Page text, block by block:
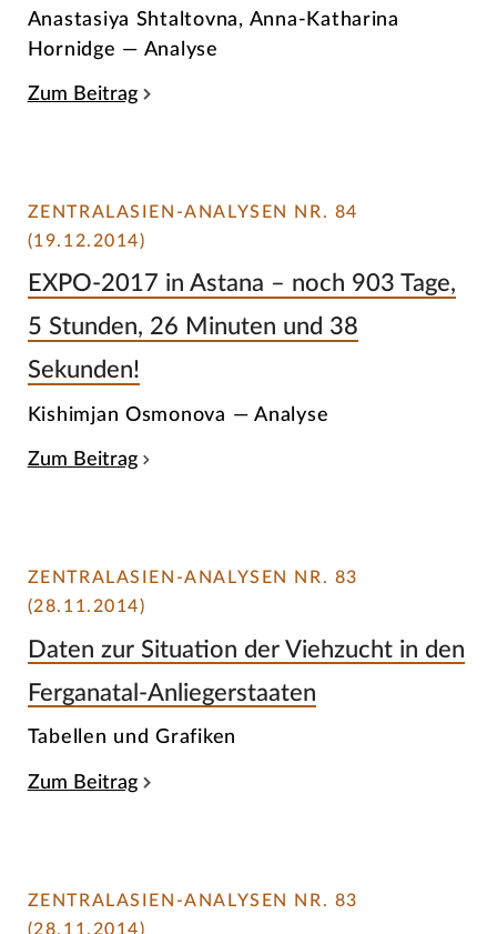
Anastasiya Shtaltovna, Anna-Katharina
Hornidge — Analyse
Zum Beitrag
ZENTRALASIEN-ANALYSEN NR. 84
(19.12.2014)
EXPO-2017 in Astana – noch 903 Tage,
5 Stunden, 26 Minuten und 38
Sekunden!
Kishimjan Osmonova — Analyse
Zum Beitrag
ZENTRALASIEN-ANALYSEN NR. 83
(28.11.2014)
Daten zur Situation der Viehzucht in den
Ferganatal-Anliegerstaaten
Tabellen und Grafiken
Zum Beitrag
ZENTRALASIEN-ANALYSEN NR. 83
(28.11.2014)